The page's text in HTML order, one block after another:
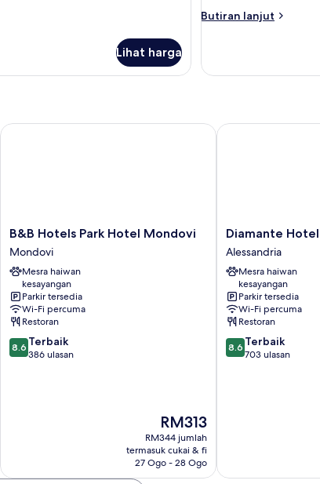
Lihat harga
Butiran lanjut
Butiran
Room
B&B
Hotels
Park
Hotel
Mondovi
Mondovi
B&B Hotels Park Hotel Mondovi
Mondovi
Mesra haiwan
kesayangan
Parkir tersedia
Wi-Fi percuma
Restoran
8.6
daripada
8.6 Terbaik
386 ulasan
Harga
ialah
RM313
RM313
RM344 jumlah
termasuk cukai & fi
27 Ogo - 28 Ogo
B&B Hotels Park Hotel Mondovi
Diamante
Hotel
Alessandria
Diamante Hotel
Alessandria
Mesra haiwan
kesayangan
Parkir tersedia
Wi-Fi percuma
Restoran
8.6
daripada
8.6 Terbaik
703 ulasan
Diamante Hotel